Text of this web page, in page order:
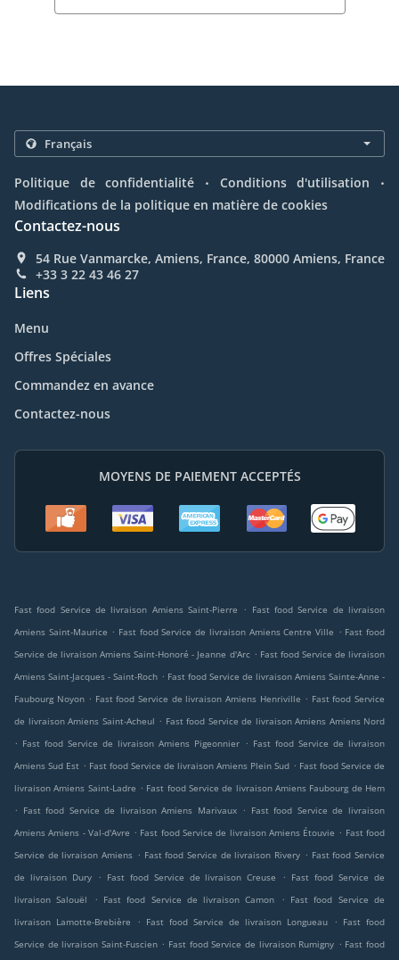
Politique de confidentialité . Conditions d'utilisation .
Modifications de la politique en matière de cookies
Contactez-nous
54 Rue Vanmarcke, Amiens, France, 80000 Amiens, France
+33 3 22 43 46 27
Liens
Menu
Offres Spéciales
Commandez en avance
Contactez-nous
MOYENS DE PAIEMENT ACCEPTÉS
Fast food Service de livraison Amiens Saint-Pierre . Fast food Service de livraison
Amiens Saint-Maurice . Fast food Service de livraison Amiens Centre Ville . Fast food
Service de livraison Amiens Saint-Honoré - Jeanne d'Arc . Fast food Service de livraison
Amiens Saint-Jacques - Saint-Roch . Fast food Service de livraison Amiens Sainte-Anne -
Faubourg Noyon . Fast food Service de livraison Amiens Henriville . Fast food Service
de livraison Amiens Saint-Acheul . Fast food Service de livraison Amiens Amiens Nord
. Fast food Service de livraison Amiens Pigeonnier . Fast food Service de livraison
Amiens Sud Est . Fast food Service de livraison Amiens Plein Sud . Fast food Service de
livraison Amiens Saint-Ladre . Fast food Service de livraison Amiens Faubourg de Hem
. Fast food Service de livraison Amiens Marivaux . Fast food Service de livraison
Amiens Amiens - Val-d'Avre . Fast food Service de livraison Amiens Étouvie . Fast food
Service de livraison Amiens . Fast food Service de livraison Rivery . Fast food Service
de livraison Dury
. Fast food Service de livraison Creuse . Fast food Service de
livraison Salouël
. Fast food Service de livraison Camon . Fast food Service de
livraison Lamotte-Brebière
. Fast food Service de livraison Longueau . Fast food
Service de livraison Saint-Fuscien . Fast food Service de livraison Rumigny . Fast food